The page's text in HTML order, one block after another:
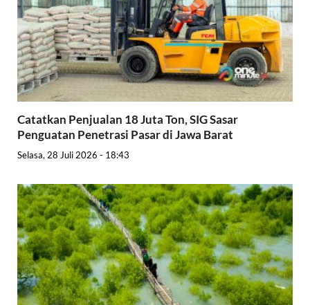
Catatkan Penjualan 18 Juta Ton, SIG Sasar
Penguatan Penetrasi Pasar di Jawa Barat
Selasa, 28 Juli 2026 - 18:43